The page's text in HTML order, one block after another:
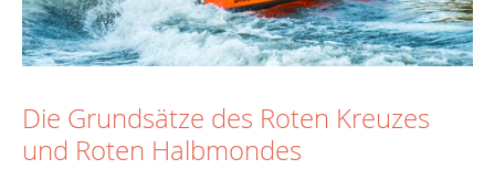
Die Grundsätze des Roten Kreuzes
und Roten Halbmondes